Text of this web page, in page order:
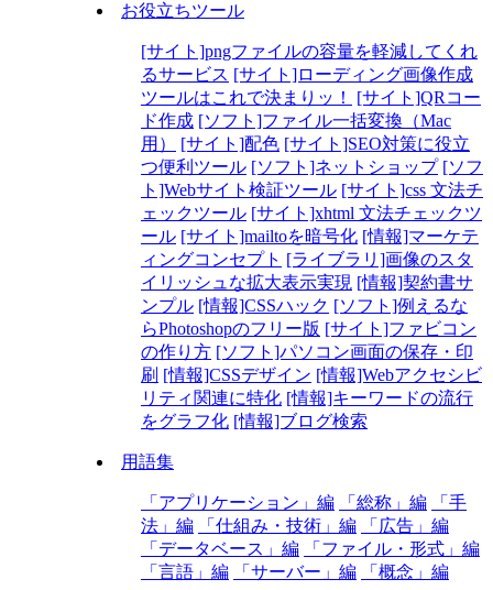
お役立ちツール
[サイト]pngファイルの容量を軽減してくれ
るサービス [サイト]ローディング画像作成
ツールはこれで決まりッ！
[サイト]QRコー
ド作成 [ソフト]ファイル一括変換（Mac
用）
[サイト]配色 [サイト]SEO対策に役立
つ便利ツール [ソフト]ネットショップ [ソフ
ト]Webサイト検証ツール [サイト]css 文法チ
ェックツール [サイト]xhtml 文法チェックツ
ール [サイト]mailtoを暗号化 [情報]マーケテ
ィングコンセプト [ライブラリ]画像のスタ
イリッシュな拡大表示実現 [情報]契約書サ
ンプル [情報]CSSハック [ソフト]例えるな
らPhotoshopのフリー版 [サイト]ファビコン
の作り方 [ソフト]パソコン画面の保存・印
刷 [情報]CSSデザイン [情報]Webアクセシビ
リティ関連に特化 [情報]キーワードの流行
をグラフ化 [情報]ブログ検索
用語集
「アプリケーション」編 「総称」編
「手
法」編
「仕組み・技術」編
「広告」編
「データベース」編
「ファイル・形式」編
「言語」編
「サーバー」編 「概念」編